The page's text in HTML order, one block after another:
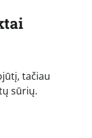
tačiau
sūrių.